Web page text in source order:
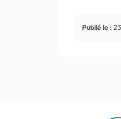
Publié le :